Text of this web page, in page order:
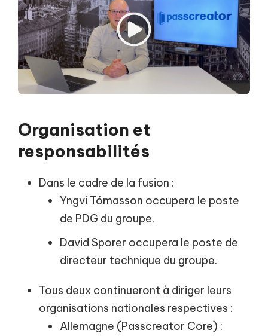
Organisation et
responsabilités
Dans le cadre de la fusion :
Yngvi Tómasson occupera le poste
de PDG du groupe.
David Sporer occupera le poste de
directeur technique du groupe.
Tous deux continueront à diriger leurs
organisations nationales respectives :
Allemagne (Passcreator Core) :